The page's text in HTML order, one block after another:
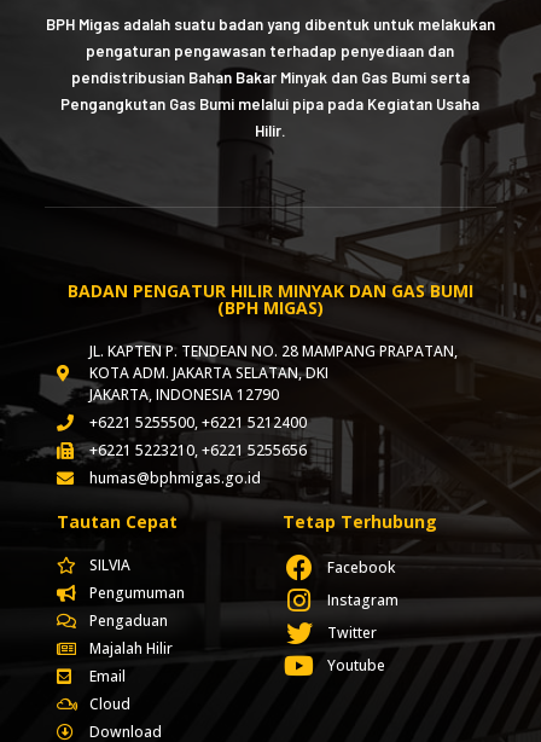
BPH Migas adalah suatu badan yang dibentuk untuk melakukan
pengaturan pengawasan terhadap penyediaan dan
pendistribusian Bahan Bakar Minyak dan Gas Bumi serta
Pengangkutan Gas Bumi melalui pipa pada Kegiatan Usaha
Hilir.
BADAN PENGATUR HILIR MINYAK DAN GAS BUMI
(BPH MIGAS)
JL. KAPTEN P. TENDEAN NO. 28 MAMPANG PRAPATAN,
KOTA ADM. JAKARTA SELATAN, DKI
JAKARTA, INDONESIA 12790
+6221 5255500, +6221 5212400
+6221 5223210, +6221 5255656
humas@bphmigas.go.id
Tautan Cepat
SILVIA
Pengumuman
Pengaduan
Majalah Hilir
Email
Cloud
Download
Tetap Terhubung
Facebook
Instagram
Twitter
Youtube